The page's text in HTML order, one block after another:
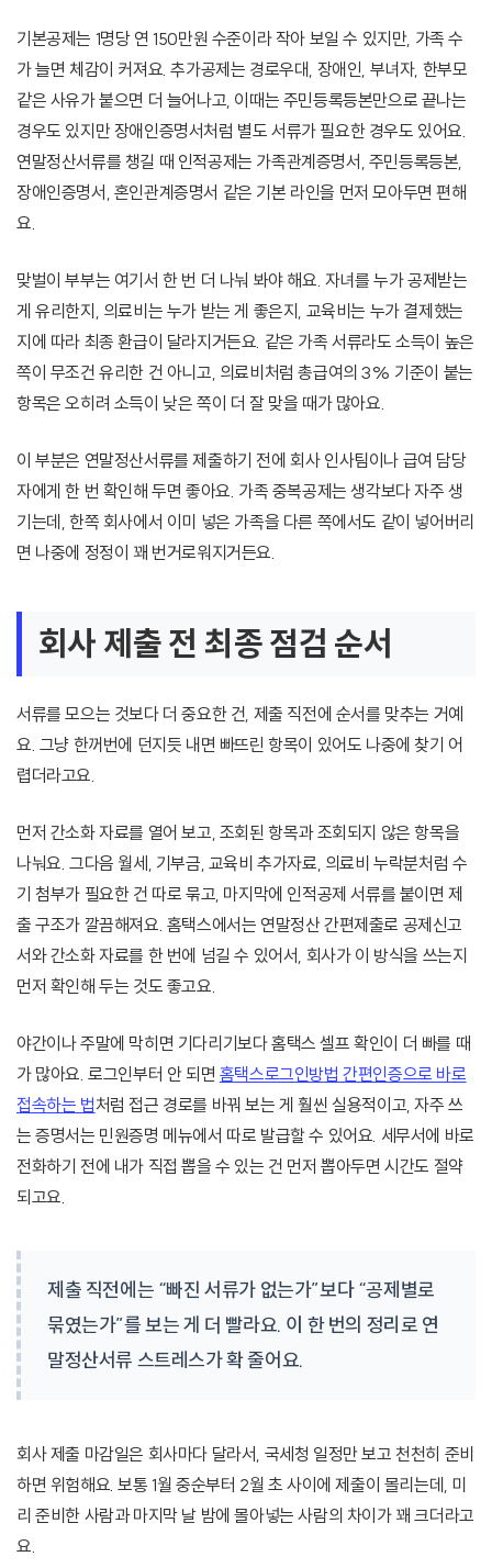
기본공제는 1명당 연 150만원 수준이라 작아 보일 수 있지만, 가족 수
가 늘면 체감이 커져요. 추가공제는 경로우대, 장애인, 부녀자, 한부모
같은 사유가 붙으면 더 늘어나고, 이때는 주민등록등본만으로 끝나는
경우도 있지만 장애인증명서처럼 별도 서류가 필요한 경우도 있어요.
연말정산서류를 챙길 때 인적공제는 가족관계증명서, 주민등록등본,
장애인증명서, 혼인관계증명서 같은 기본 라인을 먼저 모아두면 편해
요.
맞벌이 부부는 여기서 한 번 더 나눠 봐야 해요. 자녀를 누가 공제받는
게 유리한지, 의료비는 누가 받는 게 좋은지, 교육비는 누가 결제했는
지에 따라 최종 환급이 달라지거든요. 같은 가족 서류라도 소득이 높은
쪽이 무조건 유리한 건 아니고, 의료비처럼 총급여의 3% 기준이 붙는
항목은 오히려 소득이 낮은 쪽이 더 잘 맞을 때가 많아요.
이 부분은 연말정산서류를 제출하기 전에 회사 인사팀이나 급여 담당
자에게 한 번 확인해 두면 좋아요. 가족 중복공제는 생각보다 자주 생
기는데, 한쪽 회사에서 이미 넣은 가족을 다른 쪽에서도 같이 넣어버리
면 나중에 정정이 꽤 번거로워지거든요.
회사 제출 전 최종 점검 순서
서류를 모으는 것보다 더 중요한 건, 제출 직전에 순서를 맞추는 거예
요. 그냥 한꺼번에 던지듯 내면 빠뜨린 항목이 있어도 나중에 찾기 어
렵더라고요.
먼저 간소화 자료를 열어 보고, 조회된 항목과 조회되지 않은 항목을
나눠요. 그다음 월세, 기부금, 교육비 추가자료, 의료비 누락분처럼 수
기 첨부가 필요한 건 따로 묶고, 마지막에 인적공제 서류를 붙이면 제
출 구조가 깔끔해져요. 홈택스에서는 연말정산 간편제출로 공제신고
서와 간소화 자료를 한 번에 넘길 수 있어서, 회사가 이 방식을 쓰는지
먼저 확인해 두는 것도 좋고요.
야간이나 주말에 막히면 기다리기보다 홈택스 셀프 확인이 더 빠를 때
가 많아요. 로그인부터 안 되면 홈택스로그인방법 간편인증으로 바로
접속하는 법처럼 접근 경로를 바꿔 보는 게 훨씬 실용적이고, 자주 쓰
는 증명서는 민원증명 메뉴에서 따로 발급할 수 있어요. 세무서에 바로
전화하기 전에 내가 직접 뽑을 수 있는 건 먼저 뽑아두면 시간도 절약
되고요.
제출 직전에는 “빠진 서류가 없는가”보다 “공제별로
묶였는가”를 보는 게 더 빨라요. 이 한 번의 정리로 연
말정산서류 스트레스가 확 줄어요.
회사 제출 마감일은 회사마다 달라서, 국세청 일정만 보고 천천히 준비
하면 위험해요. 보통 1월 중순부터 2월 초 사이에 제출이 몰리는데, 미
리 준비한 사람과 마지막 날 밤에 몰아넣는 사람의 차이가 꽤 크더라고
요.